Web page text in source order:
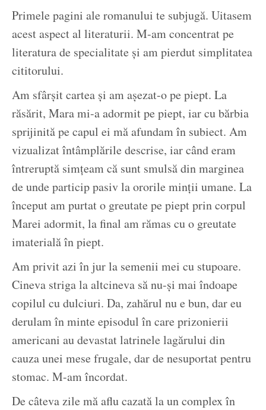
Primele pagini ale romanului te subjugă. Uitasem
acest aspect al literaturii. M-am concentrat pe
literatura de specialitate și am pierdut simplitatea
cititorului.
Am sfârșit cartea și am așezat-o pe piept. La
răsărit, Mara mi-a adormit pe piept, iar cu bărbia
sprijinită pe capul ei mă afundam în subiect. Am
vizualizat întâmplările descrise, iar când eram
întreruptă simțeam că sunt smulsă din marginea
de unde particip pasiv la ororile minții umane. La
început am purtat o greutate pe piept prin corpul
Marei adormit, la final am rămas cu o greutate
imaterială în piept.
Am privit azi în jur la semenii mei cu stupoare.
Cineva striga la altcineva să nu-și mai îndoape
copilul cu dulciuri. Da, zahărul nu e bun, dar eu
derulam în minte episodul în care prizonierii
americani au devastat latrinele lagărului din
cauza unei mese frugale, dar de nesuportat pentru
stomac. M-am încordat.
De câteva zile mă aflu cazată la un complex în